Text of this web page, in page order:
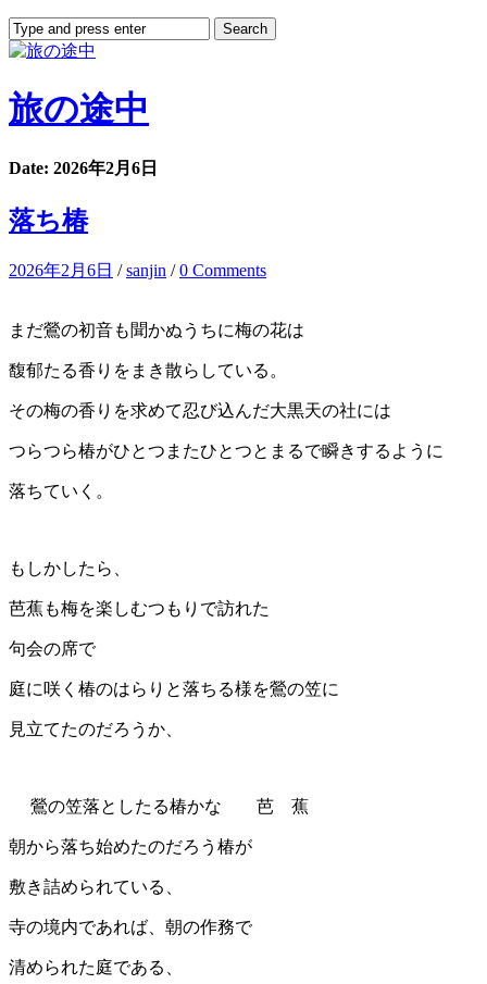
旅の途中
Date: 2026年2月6日
落ち椿
2026年2月6日 /sanjin /0 Comments
まだ鶯の初音も聞かぬうちに梅の花は
馥郁たる香りをまき散らしている。
その梅の香りを求めて忍び込んだ大黒天の社には
つらつら椿がひとつまたひとつとまるで瞬きするように
落ちていく。
もしかしたら、
芭蕉も梅を楽しむつもりで訪れた
句会の席で
庭に咲く椿のはらりと落ちる様を鶯の笠に
見立てたのだろうか、
鶯の笠落としたる椿かな 芭 蕉
朝から落ち始めたのだろう椿が
敷き詰められている、
寺の境内であれば、朝の作務で
清められた庭である、